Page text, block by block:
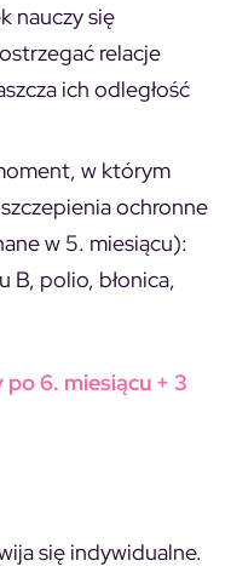
nauczy się
relacje
ich odległość
w którym
ochronne
w 5. miesiącu):
B, polio, błonica,
6. miesiącu + 3
się indywidualne.